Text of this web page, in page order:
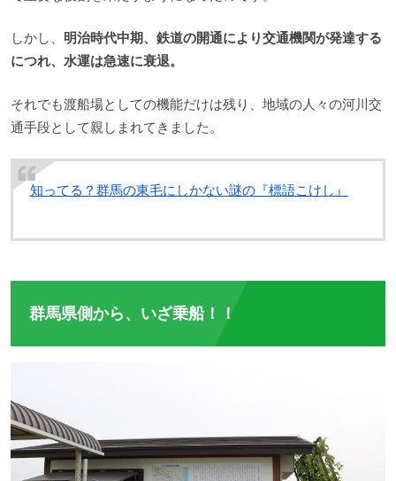
しかし、 明治時代中期、鉄道の開通により交通機関が発達する
につれ、水運は急速に衰退。
それでも渡船場としての機能だけは残り、地域の人々の河川交
通手段として親しまれてきました。
知ってる？群馬の東毛にしかない謎の『標語こけし』
群馬県側から、いざ乗船！！